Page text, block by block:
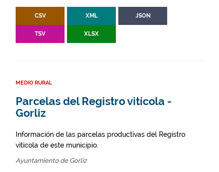
CSV XML JSON
TSV XLSX
MEDIO RURAL
Parcelas del Registro vitícola -
Gorliz
Información de las parcelas productivas del Registro
vitícola de este municipio.
Ayuntamiento de Gorliz